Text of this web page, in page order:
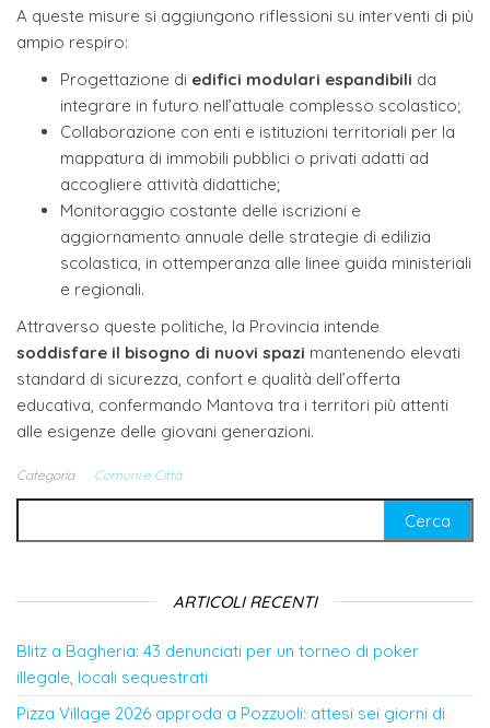
A queste misure si aggiungono riflessioni su interventi di più
ampio respiro:
Progettazione di edifici modulari espandibili da
integrare in futuro nell’attuale complesso scolastico;
Collaborazione con enti e istituzioni territoriali per la
mappatura di immobili pubblici o privati adatti ad
accogliere attività didattiche;
Monitoraggio costante delle iscrizioni e
aggiornamento annuale delle strategie di edilizia
scolastica, in ottemperanza alle linee guida ministeriali
e regionali.
Attraverso queste politiche, la Provincia intende
soddisfare il bisogno di nuovi spazi mantenendo elevati
standard di sicurezza, confort e qualità dell’offerta
educativa, confermando Mantova tra i territori più attenti
alle esigenze delle giovani generazioni.
Categoria Comuni e Città
ARTICOLI RECENTI
Blitz a Bagheria: 43 denunciati per un torneo di poker
illegale, locali sequestrati
Pizza Village 2026 approda a Pozzuoli: attesi sei giorni di